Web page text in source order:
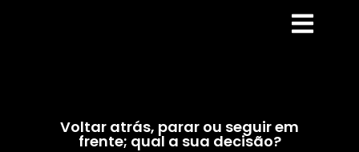
Voltar atrás, parar ou seguir em
frente; qual a sua decisão?